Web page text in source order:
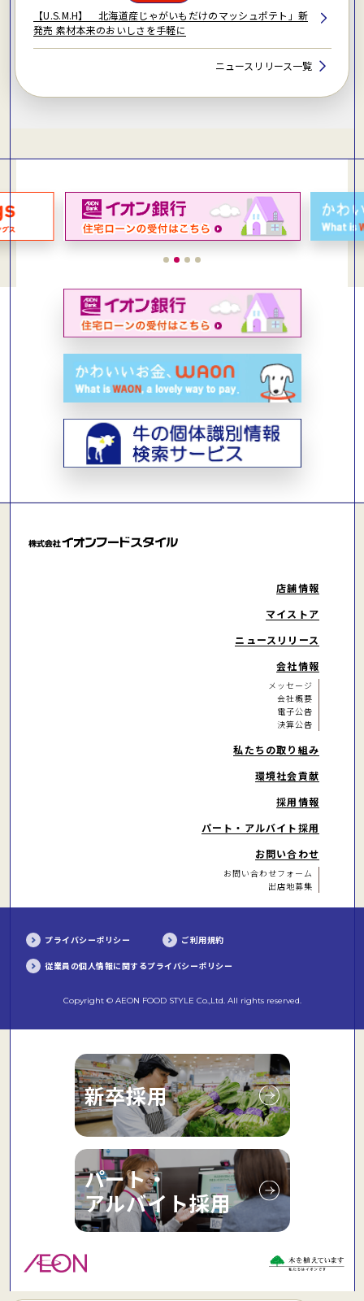
【U.S.M.H】 北海道産じゃがいもだけのマッシュポテト」新
発売 素材本来のおいしさを手軽に
ニュースリリース一覧
店舗情報
マイストア
ニュースリリース
会社情報
メッセージ
会社概要
電子公告
決算公告
私たちの取り組み
環境社会貢献
採用情報
パート・アルバイト採用
お問い合わせ
お問い合わせフォーム
出店地募集
プライバシーポリシー ご利用規約
従業員の個人情報に関するプライバシーポリシー
Copyright © AEON FOOD STYLE Co.,Ltd. All rights reserved.
新卒採用
パート・
アルバイト採用